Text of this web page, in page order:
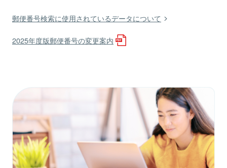
郵便番号検索に使用されているデータについて
2025年度版郵便番号の変更案内